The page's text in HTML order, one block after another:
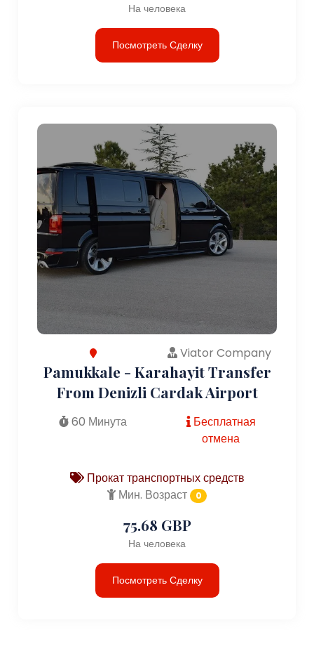
На человека
Посмотреть Сделку
Viator Company
Pamukkale - Karahayit Transfer
From Denizli Cardak Airport
60 Минута
Бесплатная
отмена
Прокат транспортных средств
Мин. Возраст
0
75.68 GBP
На человека
Посмотреть Сделку